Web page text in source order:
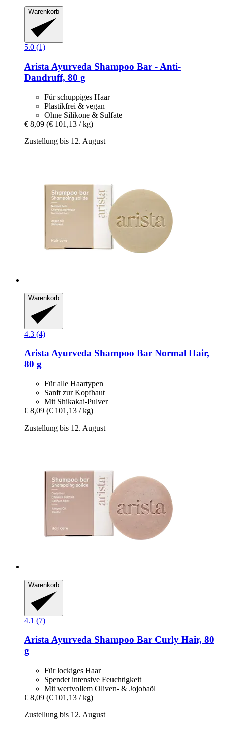
Warenkorb
5.0 (1)
Arista Ayurveda Shampoo Bar -​ Anti-​
Dandruff, 80 g
Für schuppiges Haar
Plastikfrei & vegan
Ohne Silikone & Sulfate
€ 8,09 (€ 101,13 / kg)
Zustellung bis 12. August
Warenkorb
4.3 (4)
Arista Ayurveda Shampoo Bar Normal Hair,
80 g
Für alle Haartypen
Sanft zur Kopfhaut
Mit Shikakai-Pulver
€ 8,09 (€ 101,13 / kg)
Zustellung bis 12. August
Warenkorb
4.1 (7)
Arista Ayurveda Shampoo Bar Curly Hair, 80
g
Für lockiges Haar
Spendet intensive Feuchtigkeit
Mit wertvollem Oliven- & Jojobaöl
€ 8,09 (€ 101,13 / kg)
Zustellung bis 12. August